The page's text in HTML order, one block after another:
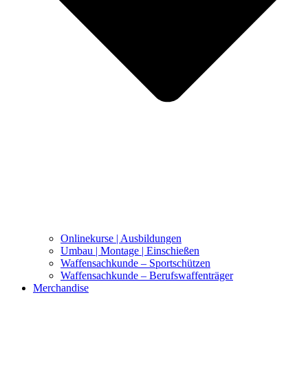
Onlinekurse | Ausbildungen
Umbau | Montage | Einschießen
Waffensachkunde – Sportschützen
Waffensachkunde – Berufswaffenträger
Merchandise